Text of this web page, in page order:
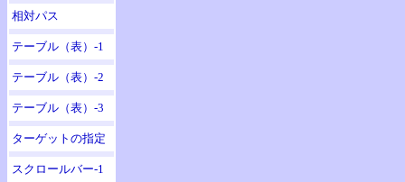
相対パス
テーブル（表）-1
テーブル（表）-2
テーブル（表）-3
ターゲットの指定
スクロールバー-1